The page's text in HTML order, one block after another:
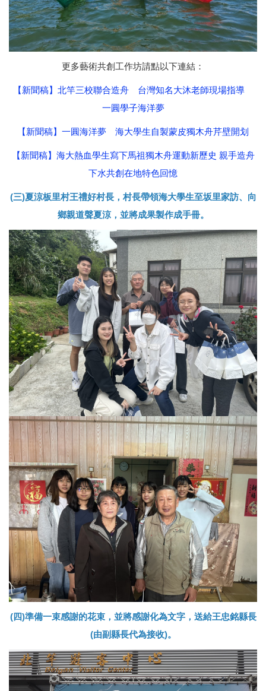
更多藝術共創工作坊請點以下連結：
【新聞稿】北竿三校聯合造舟 台灣知名大沐老師現場指導
一圓學子海洋夢
【新聞稿】一圓海洋夢 海大學生自製蒙皮獨木舟芹壁開划​​​​​​​
【新聞稿】 海大熱血學生寫下馬祖獨木舟運動新歷史 親手造舟
下水共創在地特色回憶
(三)夏涼板里村王禮好村長，村長帶領海大學生至坂里家訪、向
鄉親道聲夏涼，並將成果製作成手冊。
(四)準備一束感謝的花束，並將感謝化為文字，送給王忠銘縣長
(由副縣長代為接收)。